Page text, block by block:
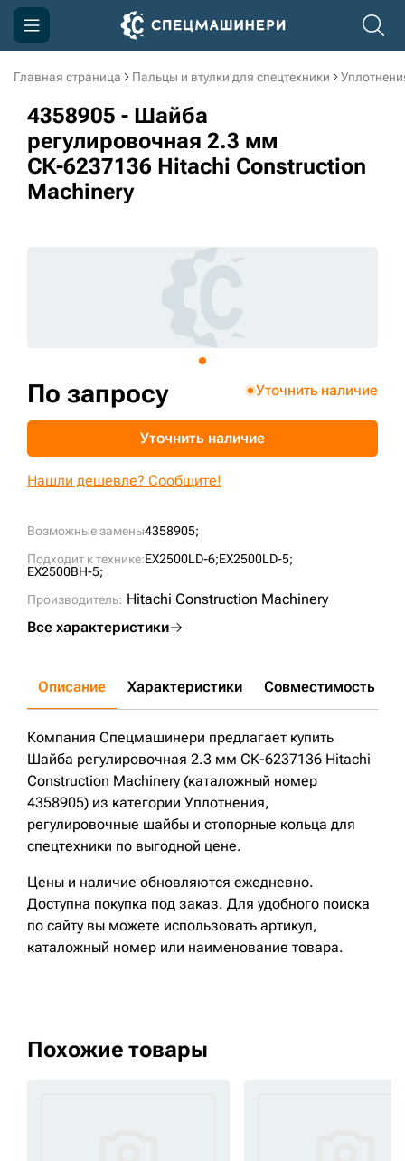
Главная страница Пальцы и втулки для спецтехники
4358905 - Шайба
регулировочная 2.3 мм
СК-6237136 Hitachi Construction
Machinery
Возможные замены4358905;
Подходит к технике:EX2500LD-6;EX2500LD-5;
EX2500BH-5;
Производитель: Hitachi Construction Machinery
Все характеристики
По запросу Уточнить наличие
Уточнить наличие
Нашли дешевле? Сообщите!
Описание Характеристики Совместимость
Компания Спецмашинери предлагает купить
Шайба регулировочная 2.3 мм СК-6237136 Hitachi
Construction Machinery (каталожный номер
4358905) из категории Уплотнения,
регулировочные шайбы и стопорные кольца для
спецтехники по выгодной цене.
Цены и наличие обновляются ежедневно.
Доступна покупка под заказ. Для удобного поиска
по сайту вы можете использовать артикул,
каталожный номер или наименование товара.
Похожие товары
Компания
Акции
Доставка и оплата
Информация
sksale@skdst.ru
+7 (499) 394-50-93